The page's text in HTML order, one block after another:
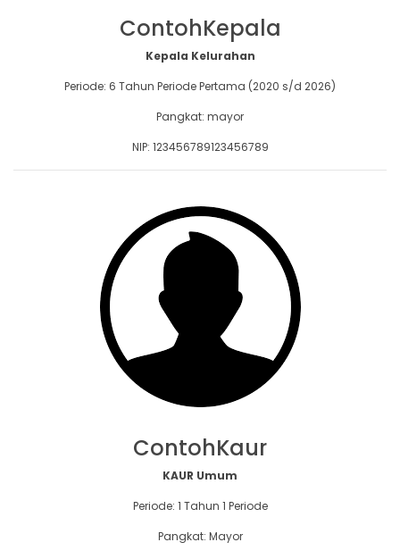
ContohKepala
Kepala Kelurahan
Periode: 6 Tahun Periode Pertama (2020 s/d 2026)
Pangkat: mayor
NIP: 123456789123456789
ContohKaur
KAUR Umum
Periode: 1 Tahun 1 Periode
Pangkat: Mayor